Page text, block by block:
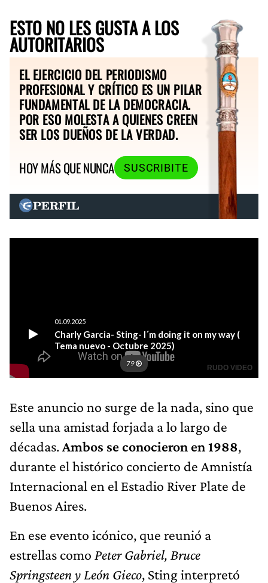
ESTO NO LES GUSTA A LOS
AUTORITARIOS
EL EJERCICIO DEL PERIODISMO
PROFESIONAL Y CRÍTICO ES UN PILAR
FUNDAMENTAL DE LA DEMOCRACIA.
POR ESO MOLESTA A QUIENES CREEN
SER LOS DUEÑOS DE LA VERDAD.
HOY MÁS QUE NUNCA
SUSCRIBITE
Este anuncio no surge de la nada, sino que
sella una amistad forjada a lo largo de
décadas.Ambos se conocieron en 1988,
durante el histórico concierto de Amnistía
Internacional en el Estadio River Plate de
Buenos Aires.
En ese evento icónico, que reunió a
estrellas como Peter Gabriel, Bruce
Springsteen y León Gieco, Sting interpretó